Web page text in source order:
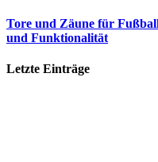
Tore und Zäune für
und Funktionalität
Letzte Einträge